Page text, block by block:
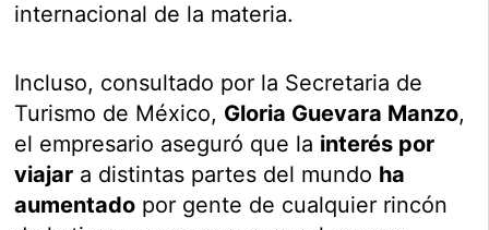
internacional de la materia.
Incluso, consultado por la Secretaria de
Turismo de México, Gloria Guevara Manzo,
el empresario aseguró que la interés por
viajar a distintas partes del mundo ha
aumentado por gente de cualquier rincón